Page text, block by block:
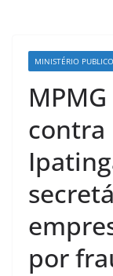
MINISTÉRIO PUBLICO
contra
por